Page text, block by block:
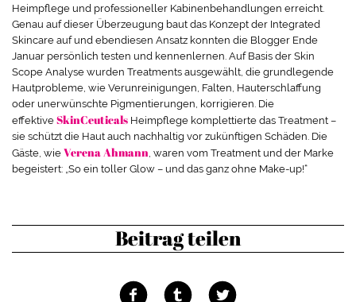
Heimpflege und professioneller Kabinenbehandlungen erreicht.
Genau auf dieser Überzeugung baut das Konzept der Integrated
Skincare auf und ebendiesen Ansatz konnten die Blogger Ende
Januar persönlich testen und kennenlernen. Auf Basis der Skin
Scope Analyse wurden Treatments ausgewählt, die grundlegende
Hautprobleme, wie Verunreinigungen, Falten, Hauterschlaffung
oder unerwünschte Pigmentierungen, korrigieren. Die
effektive SkinCeuticals Heimpflege komplettierte das Treatment –
sie schützt die Haut auch nachhaltig vor zukünftigen Schäden. Die
Gäste, wie Verena Ahmann , waren vom Treatment und der Marke
begeistert: „So ein toller Glow – und das ganz ohne Make-up!“
Beitrag teilen
Wenn Sie unter 16 Jahre alt sind und Ihre Zustimmung zu
freiwilligen Diensten geben möchten, müssen Sie Ihre
Erziehungsberechtigten um Erlaubnis bitten.
Wir verwenden Cookies und andere Technologien auf unserer
Website. Einige von ihnen sind essenziell, während andere uns
helfen, diese Website und Ihre Erfahrung zu verbessern.
Personenbezogene Daten können verarbeitet werden (z. B. IP-
Adressen), z. B. für personalisierte Anzeigen und Inhalte oder
Anzeigen- und Inhaltsmessung. Weitere Informationen über die
Verwendung Ihrer Daten finden Sie in unserer
Datenschutzerklärung.
weitere Informationen anzeigen lassen und so nur bestimmte